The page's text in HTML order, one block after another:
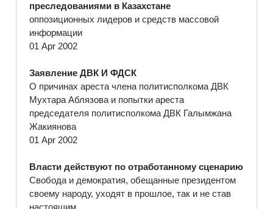
преследованиями в Казахстане
оппозиционных лидеров и средств массовой
информации
01 Apr 2002
Заявление ДВК И ФДСК
О причинах ареста члена политисполкома ДВК
Мухтара Аблязова и попытки ареста
председателя политисполкома ДВК Галымжана
Жакиянова
01 Apr 2002
Власти действуют по отработанному сценарию
Свобода и демократия, обещанные президентом
своему народу, уходят в прошлое, так и не став
настоящим